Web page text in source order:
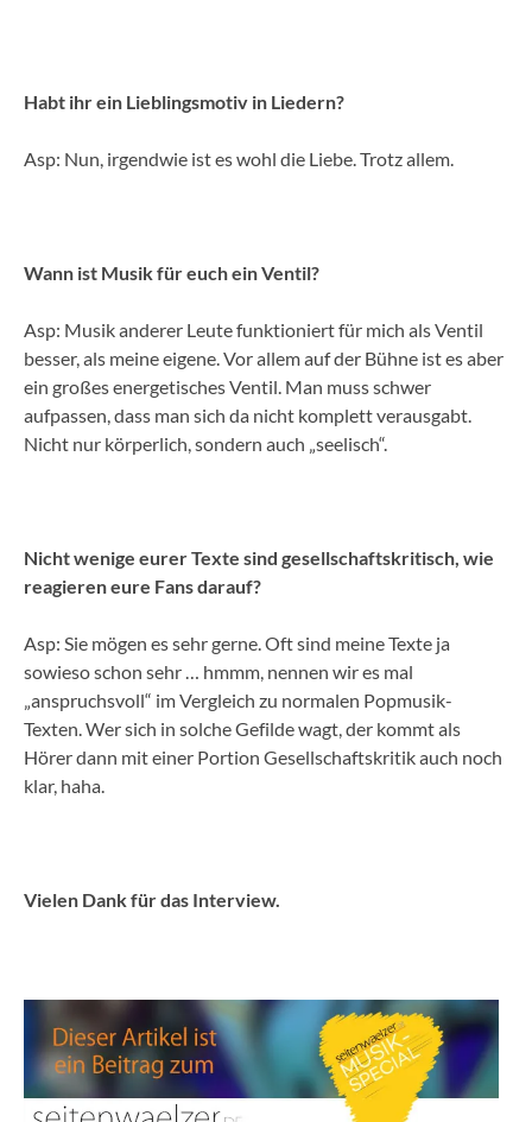
Habt ihr ein Lieblingsmotiv in Liedern?
Asp: Nun, irgendwie ist es wohl die Liebe. Trotz allem.
Wann ist Musik für euch ein Ventil?
Asp: Musik anderer Leute funktioniert für mich als Ventil
besser, als meine eigene. Vor allem auf der Bühne ist es aber
ein großes energetisches Ventil. Man muss schwer
aufpassen, dass man sich da nicht komplett verausgabt.
Nicht nur körperlich, sondern auch „seelisch“.
Nicht wenige eurer Texte sind gesellschaftskritisch, wie
reagieren eure Fans darauf?
Asp: Sie mögen es sehr gerne. Oft sind meine Texte ja
sowieso schon sehr … hmmm, nennen wir es mal
„anspruchsvoll“ im Vergleich zu normalen Popmusik-
Texten. Wer sich in solche Gefilde wagt, der kommt als
Hörer dann mit einer Portion Gesellschaftskritik auch noch
klar, haha.
Vielen Dank für das Interview.